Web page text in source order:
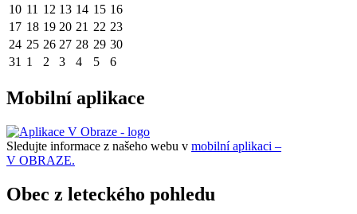
10 11 12 13 14 15 16
17 18 19 20 21 22 23
24 25 26 27 28 29 30
31 1 2 3 4 5 6
Mobilní aplikace
Sledujte informace z našeho webu v mobilní aplikaci –
V OBRAZE.
Obec z leteckého pohledu